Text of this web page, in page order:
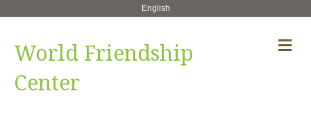
English
World Friendship
Center
メ
ニ